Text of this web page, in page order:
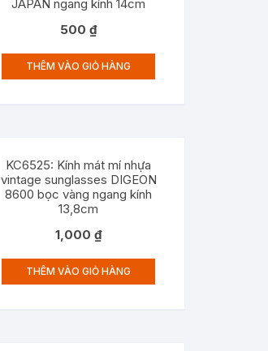
JAPAN ngang kính 14cm
500₫
THÊM VÀO GIỎ HÀNG
KC6525: Kính mát mí nhựa
vintage sunglasses DIGEON
8600 bọc vàng ngang kính
13,8cm
1,000₫
THÊM VÀO GIỎ HÀNG